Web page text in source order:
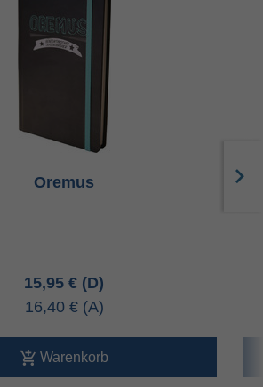
Oremus
15,95 €
16,40 €
Warenkorb